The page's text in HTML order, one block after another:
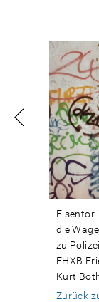
Eisentor
die
zu
FHXB
Kurt
Zurück